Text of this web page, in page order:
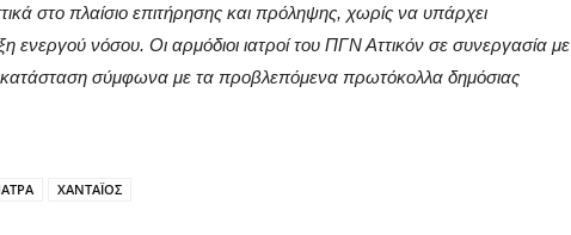
στο πλαίσιο επιτήρησης και πρόληψης, χωρίς να υπάρχει
ενεργού νόσου. Οι αρμόδιοι ιατροί του ΠΓΝ Αττικόν σε συνεργασία με
σύμφωνα με τα προβλεπόμενα πρωτόκολλα δημόσιας
ΧΑΝΤΑΪΟΣ